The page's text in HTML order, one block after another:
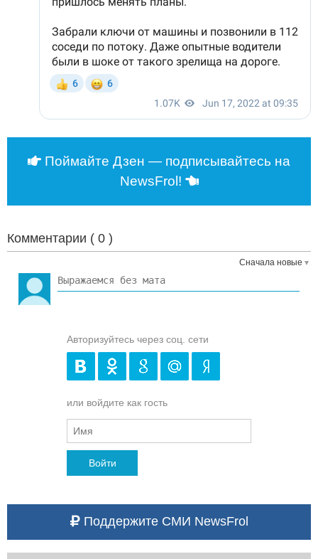
Поймайте Дзен — подписывайтесь на
NewsFrol!
Комментарии ( 0 )
Сначала новые
Авторизуйтесь через соц. сети
или войдите как гость
Войти
Поддержите СМИ NewsFrol